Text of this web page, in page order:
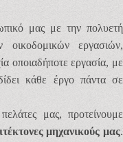
μας με την πολυετή
εργασιών,
οποιαδήποτε εργασία, με
κάθε έργο πάντα σε
μας, προτείνουμε
μηχανικούς μας.